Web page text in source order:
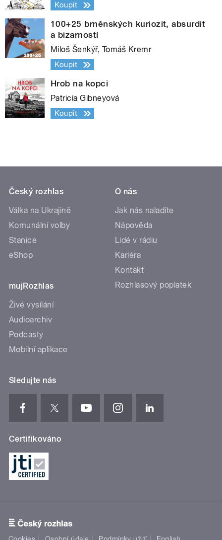
Koupit
100+25 brněnských kuriozit, absurdit
a bizarností
Miloš Šenkýř, Tomáš Kremr
Koupit
Hrob na kopci
Patricia Gibneyová
Koupit
Český rozhlas
Válka na Ukrajině
Komunální volby
Stanice
eShop
mujRozhlas
Živé vysílání
Audioarchiv
Podcasty
Mobilní aplikace
O nás
Jak nás naladíte
Nápověda
Lidé v rádiu
Kariéra
Kontakt
Rozhlasový poplatek
Sledujte nás
Certifikováno